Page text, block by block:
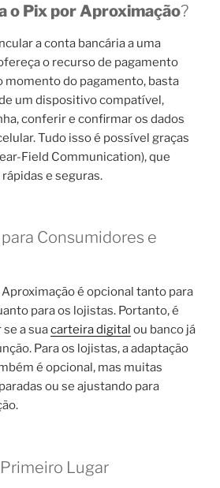
o Pix por Aproximação?
a conta bancária a uma
o recurso de pagamento
momento do pagamento, basta
um dispositivo compatível,
conferir e confirmar os dados
Tudo isso é possível graças
Field Communication), que
e seguras.
Consumidores e
é opcional tanto para
para os lojistas. Portanto, é
a suacarteira digital ou banco já
Para os lojistas, a adaptação
é opcional, mas muitas
ou se ajustando para
Lugar